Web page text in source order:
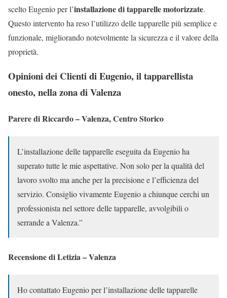
scelto Eugenio per l’installazione di tapparelle motorizzate.
Questo intervento ha reso l’utilizzo delle tapparelle più semplice e
funzionale, migliorando notevolmente la sicurezza e il valore della
proprietà.
Opinioni dei Clienti di Eugenio, il tapparellista
onesto, nella zona di Valenza
Parere di Riccardo – Valenza, Centro Storico
L’installazione delle tapparelle eseguita da Eugenio ha
superato tutte le mie aspettative. Non solo per la qualità del
lavoro svolto ma anche per la precisione e l’efficienza del
servizio. Consiglio vivamente Eugenio a chiunque cerchi un
professionista nel settore delle tapparelle, avvolgibili o
serrande a Valenza.”
Recensione di Letizia – Valenza
Ho contattato Eugenio per l’installazione delle tapparelle